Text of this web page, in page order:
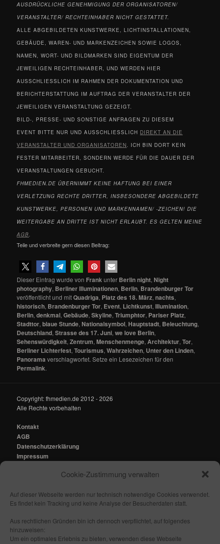
Cookie-Zustimmung verwalten
Auf dieser Webseite werden nur technisch notwendige Cookies verwendet.
Es findet kein Tracking und keine Analyse der Besucherdaten statt.
Aus rechtlichen Gründen bin ich dennoch verpflichtet, auf folgendes
hinzuweisen:
Um ein optimales Erlebnis zu bieten, verwenden diese Webseite
AUSDRÜCKLICHE GENEHMIGUNG DER ORGANISATOREN/
VERANSTALTER/ RECHTEINHABER NICHT GESTATTET.
ALLE ABGEBILDETEN KUNSTWERKE, LICHTINSTALLATIONEN,
GEBÄUDE, WAREN- UND MARKENZEICHEN SOWIE LOGOS,
NAMEN, WORT- UND BILDMARKEN SIND EIGENTUM DER
JEWEILIGEN RECHTEINHABER, UND WERDEN HIER
AUSSCHLIESSLICH IM RAHMEN DER DOKUMENTATION UND
BERICHTERSTATTUNG IM AUFTRAG DER VERANSTALTER DER
JEWEILIGEN VERANSTALTUNG GEZEIGT.
BILD-, PRESSE- UND SONSTIGE ANFRAGEN ZU DIESEM
EVENT BITTE NUR UND AUSSCHLIESSLICH DIREKT AN DIE
VERANSTALTER UND ORGANISATOREN. ICH BIN DORT KEIN
FESTER MITARBEITER, SONDERN WERDE FÜR DIE DAUER DER
VERANSTALTUNGEN GEBUCHT.
FHMEDIEN.DE ÜBERNIMMT KEINE HAFTUNG BEI EINER
VERLETZUNG RECHTE DRITTER, INSBESONDERE ABGEBILDETE
KUNSTWERKE, PERSONEN UND MARKENNAMEN/ -ZEICHEN! DIE
WEITERGABE AN DRITTE IST NICHT ERLAUBT. ES GELTEN MEINE
AGB.
Teile und verbreite gern diesen Beitrag:
Dieser Eintrag wurde von Frankunter Berlin night, Night
photography, Berliner Illuminationen, Berlin, Brandenburger Tor
veröffentlicht und mitQuadriga, Platz des 18. März,nachts,
historisch, Brandenburger Tor, Event, Lichtkunst,Illumination,
Berlin,denkmal,Gebäude,Skyline,Triumphtor, Pariser Platz,
Stadttor,blaue Stunde, Nationalsymbol, Hauptstadt, Beleuchtung,
Deutschland,Strasse des 17. Juni,we love Berlin,
Sehenswürdigkeit,Zentrum,Menschenmenge, Architektur,Tor,
Berliner Lichterfest,Tourismus,Wahrzeichen, Unter den Linden,
Panorama verschlagwortet. Setze ein Lesezeichen für den
Permalink.
Copyright: fhmedien.de 2012 - 2026
Alle Rechte vorbehalten
Kontakt
AGB
Datenschutzerklärung
Impressum
mail@fhmedien.de
Nach oben/ Seitenanfang